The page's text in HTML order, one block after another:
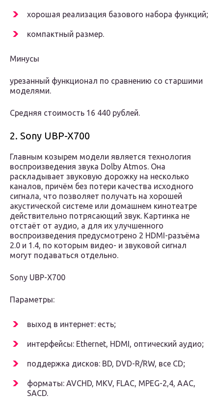
хорошая реализация базового набора функций;
компактный размер.
Минусы
урезанный функционал по сравнению со старшими
моделями.
Средняя стоимость 16 440 рублей.
2. Sony UBP-X700
Главным козырем модели является технология
воспроизведения звука Dolby Atmos. Она
раскладывает звуковую дорожку на несколько
каналов, причём без потери качества исходного
сигнала, что позволяет получать на хорошей
акустической системе или домашнем кинотеатре
действительно потрясающий звук. Картинка не
отстаёт от аудио, а для их улучшенного
воспроизведения предусмотрено 2 HDMI-разъёма
2.0 и 1.4, по которым видео- и звуковой сигнал
могут подаваться отдельно.
Sony UBP-X700
Параметры:
выход в интернет: есть;
интерфейсы: Ethernet, HDMI, оптический аудио;
поддержка дисков: BD, DVD-R/RW, все CD;
форматы: AVCHD, MKV, FLAC, MPEG-2,4, AAC,
SACD.